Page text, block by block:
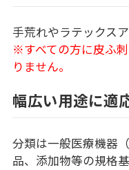
手荒れやラテックス
※すべての方に皮ふ
りません。
幅広い用途に適
分類は一般医療機器
品、添加物等の規格